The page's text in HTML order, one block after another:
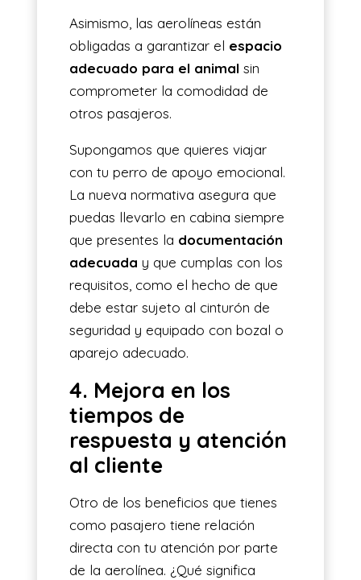
Asimismo, las aerolíneas están
obligadas a garantizar el espacio
adecuado para el animal sin
comprometer la comodidad de
otros pasajeros.
Supongamos que quieres viajar
con tu perro de apoyo emocional.
La nueva normativa asegura que
puedas llevarlo en cabina siempre
que presentes la documentación
adecuada y que cumplas con los
requisitos, como el hecho de que
debe estar sujeto al cinturón de
seguridad y equipado con bozal o
aparejo adecuado.
4. Mejora en los
tiempos de
respuesta y atención
al cliente
Otro de los beneficios que tienes
como pasajero tiene relación
directa con tu atención por parte
de la aerolínea. ¿Qué significa